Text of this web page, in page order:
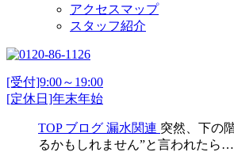
アクセスマップ
スタッフ紹介
[受付]9:00～19:00
[定休日]年末年始
TOP ブログ 漏水関連 突然、下の
るかもしれません”と言われたら